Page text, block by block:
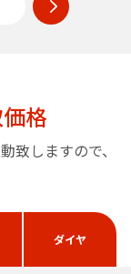
格
致しますので、
ダイヤ